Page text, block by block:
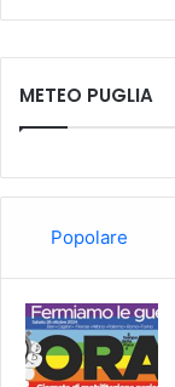
r
iMETEO PUGLIA
Popolare